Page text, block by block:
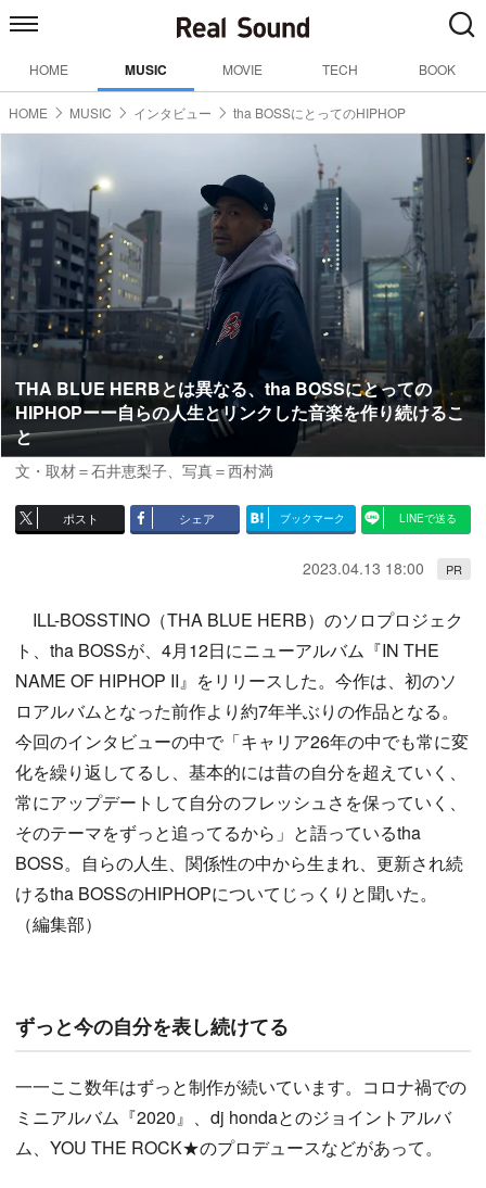
HOME MUSIC MOVIE TECH BOOK
HOME MUSIC インタビュー tha BOSSにとってのHIPHOP
THA BLUE HERBとは異なる、tha BOSSにとっての
HIPHOPーー自らの人生とリンクした音楽を作り続けるこ
と
文・取材＝石井恵梨子、 写真＝西村満
ポスト シェア ブックマーク LINEで送る
2023.04.13 18:00 PR
ILL-BOSSTINO（THA BLUE HERB）のソロプロジェク
ト、tha BOSSが、4月12日にニューアルバム『IN THE
NAME OF HIPHOP II』をリリースした。今作は、初のソ
ロアルバムとなった前作より約7年半ぶりの作品となる。
今回のインタビューの中で「キャリア26年の中でも常に変
化を繰り返してるし、基本的には昔の自分を超えていく、
常にアップデートして自分のフレッシュさを保っていく、
そのテーマをずっと追ってるから」と語っているtha
BOSS。自らの人生、関係性の中から生まれ、更新され続
けるtha BOSSのHIPHOPについてじっくりと聞いた。
（編集部）
ずっと今の自分を表し続けてる
一一ここ数年はずっと制作が続いています。コロナ禍での
ミニアルバム『2020』、dj hondaとのジョイントアルバ
ム、YOU THE ROCK★のプロデュースなどがあって。